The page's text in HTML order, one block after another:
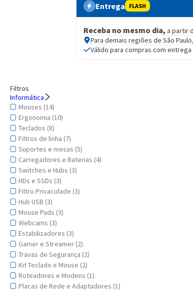
Entrega FLASH
Receba no mesmo dia, a partir
Para demais regiões de São
Válido para compras com entrega
Filtros
Informática
Mouses (14)
Ergonomia (10)
Teclados (8)
Filtros de linha (7)
Suportes e mesas (5)
Carregadores e Baterias (4)
Switches e Hubs (3)
HDs e SSDs (3)
Filtro Privacidade (3)
Hub USB (3)
Mouse Pads (3)
Webcams (3)
Estabilizadores (3)
Gamer e Streamer (2)
Travas de Segurança (2)
Kit Teclado e Mouse (2)
Roteadores e Modens (1)
Placas de Rede e Adaptadores (1)